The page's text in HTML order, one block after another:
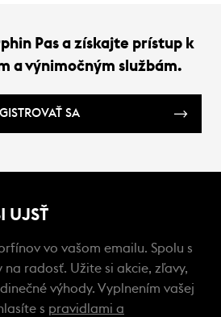
Pas a získajte prístup k
a výnimočným službám.
SA
UJSŤ
vo vašom emailu. Spolu s
radosť. Užite si akcie, zľavy,
výhody. Vyplnením vašej
s pravidlami a